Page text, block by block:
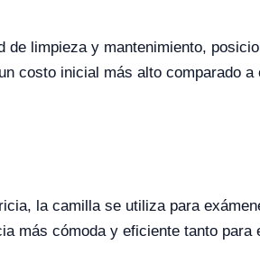
limpieza y mantenimiento,
costo inicial más alto comparado
la camilla se utiliza para
más cómoda y eficiente tanto